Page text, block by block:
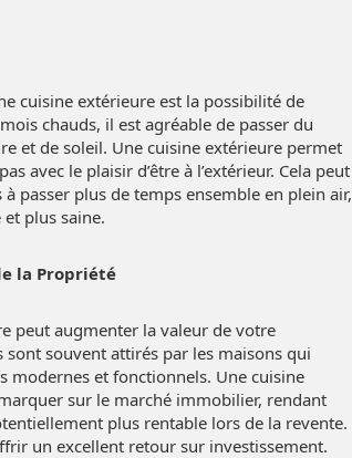
cuisine extérieure est la possibilité de
chauds, il est agréable de passer du
et de soleil. Une cuisine extérieure permet
avec le plaisir d’être à l’extérieur. Cela peut
passer plus de temps ensemble en plein air,
et plus saine.
la Propriété
peut augmenter la valeur de votre
souvent attirés par les maisons qui
modernes et fonctionnels. Une cuisine
sur le marché immobilier, rendant
plus rentable lors de la revente.
un excellent retour sur investissement.
immobilière